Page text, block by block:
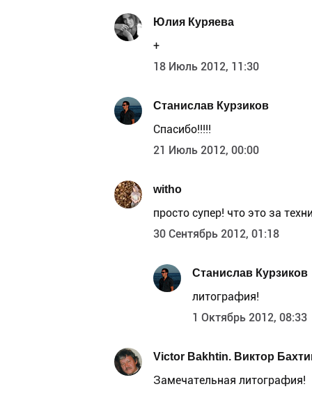
Юлия Куряева
+
18 Июль 2012, 11:30
Станислав Курзиков
Спасибо!!!!!
21 Июль 2012, 00:00
witho
просто супер! что это за
30 Сентябрь 2012, 01:18
Станислав Курзиков
литография!
1 Октябрь 2012, 08:33
Victor Bakhtin. Виктор
Замечательная литография!